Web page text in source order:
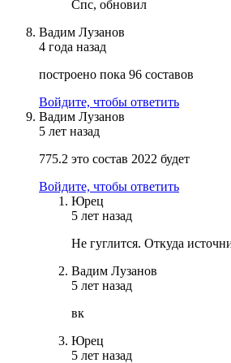
Спс, обновил
Вадим Лузанов
4 года назад
построено пока 96 составов
Войдите, чтобы ответить
Вадим Лузанов
5 лет назад
775.2 это состав 2022 будет
Войдите, чтобы ответить
Юрец
5 лет назад
Не гуглится. Откуда
Вадим Лузанов
5 лет назад
вк
Юрец
5 лет назад